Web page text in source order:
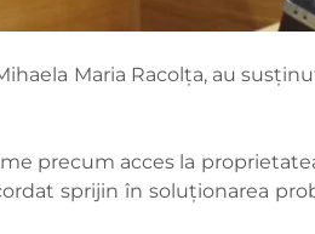
Maria Racolța, au
precum acces la
sprijin în soluționarea